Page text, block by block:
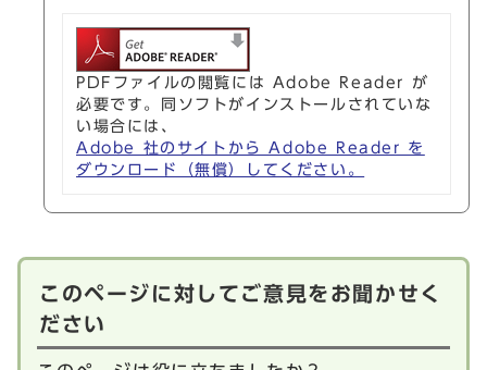
PDFファイルの閲覧には Adobe Reader が
必要です。同ソフトがインストールされていな
い場合には、
Adobe 社のサイトから Adobe Reader を
ダウンロード（無償）してください。
このページに対してご意見をお聞かせく
ださい